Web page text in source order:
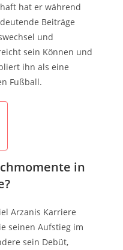
hat er während
Beiträge
und
sein Können und
ihn als eine
Fußball.
in
Arzanis Karriere
seinen Aufstieg im
sein Debüt,